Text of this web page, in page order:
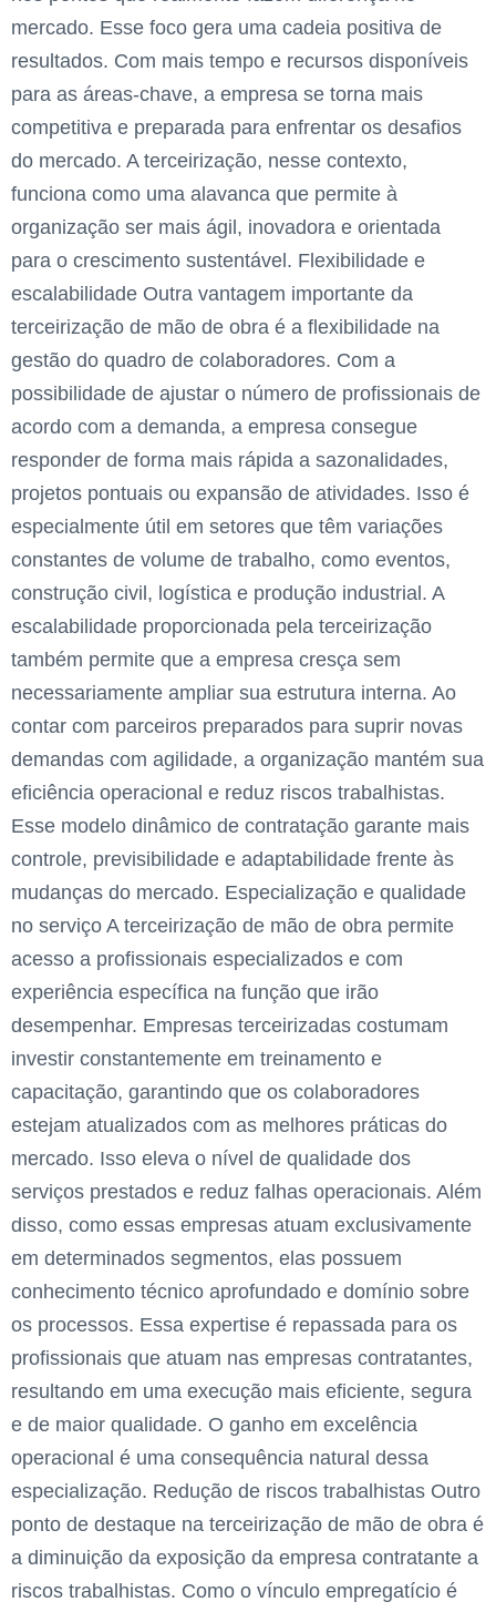
mercado. Esse foco gera uma cadeia positiva de
resultados. Com mais tempo e recursos disponíveis
para as áreas-chave, a empresa se torna mais
competitiva e preparada para enfrentar os desafios
do mercado. A terceirização, nesse contexto,
funciona como uma alavanca que permite à
organização ser mais ágil, inovadora e orientada
para o crescimento sustentável. Flexibilidade e
escalabilidade Outra vantagem importante da
terceirização de mão de obra é a flexibilidade na
gestão do quadro de colaboradores. Com a
possibilidade de ajustar o número de profissionais de
acordo com a demanda, a empresa consegue
responder de forma mais rápida a sazonalidades,
projetos pontuais ou expansão de atividades. Isso é
especialmente útil em setores que têm variações
constantes de volume de trabalho, como eventos,
construção civil, logística e produção industrial. A
escalabilidade proporcionada pela terceirização
também permite que a empresa cresça sem
necessariamente ampliar sua estrutura interna. Ao
contar com parceiros preparados para suprir novas
demandas com agilidade, a organização mantém sua
eficiência operacional e reduz riscos trabalhistas.
Esse modelo dinâmico de contratação garante mais
controle, previsibilidade e adaptabilidade frente às
mudanças do mercado. Especialização e qualidade
no serviço A terceirização de mão de obra permite
acesso a profissionais especializados e com
experiência específica na função que irão
desempenhar. Empresas terceirizadas costumam
investir constantemente em treinamento e
capacitação, garantindo que os colaboradores
estejam atualizados com as melhores práticas do
mercado. Isso eleva o nível de qualidade dos
serviços prestados e reduz falhas operacionais. Além
disso, como essas empresas atuam exclusivamente
em determinados segmentos, elas possuem
conhecimento técnico aprofundado e domínio sobre
os processos. Essa expertise é repassada para os
profissionais que atuam nas empresas contratantes,
resultando em uma execução mais eficiente, segura
e de maior qualidade. O ganho em excelência
operacional é uma consequência natural dessa
especialização. Redução de riscos trabalhistas Outro
ponto de destaque na terceirização de mão de obra é
a diminuição da exposição da empresa contratante a
riscos trabalhistas. Como o vínculo empregatício é